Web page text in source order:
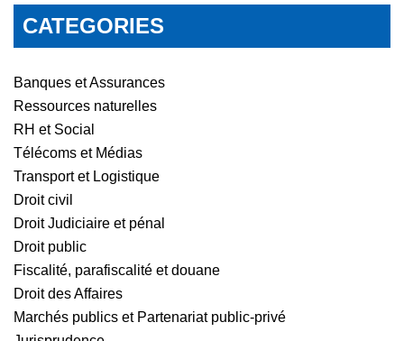
CATEGORIES
Banques et Assurances
Ressources naturelles
RH et Social
Télécoms et Médias
Transport et Logistique
Droit civil
Droit Judiciaire et pénal
Droit public
Fiscalité, parafiscalité et douane
Droit des Affaires
Marchés publics et Partenariat public-privé